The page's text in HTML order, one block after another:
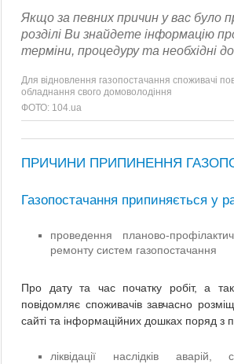
Якщо за певних причин у вас було
розділі Ви знайдете інформацію
терміни, процедуру та необхідні
Для відновлення газопостачання споживачі
обладнання свого домоволодіння
ФОТО: 104.ua
ПРИЧИНИ ПРИПИНЕННЯ
Газопостачання припиняється у
проведення планово-
ремонту систем газопостачання
Про дату та час початку робіт, а
повідомляє споживачів завчасно
сайті та інформаційних дошках поряд з
ліквідації наслідків